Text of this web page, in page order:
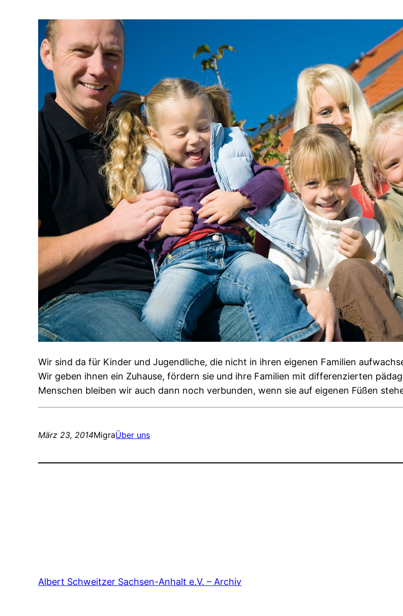
Wir sind da für Kinder und Jugendliche, die nicht in ihren eigenen Familien
Wir geben ihnen ein Zuhause, fördern sie und ihre Familien mit differenzierten
Menschen bleiben wir auch dann noch verbunden, wenn sie auf eigenen Füßen
März 23, 2014MigraÜber uns
Albert Schweitzer Sachsen-Anhalt e.V. – Archiv